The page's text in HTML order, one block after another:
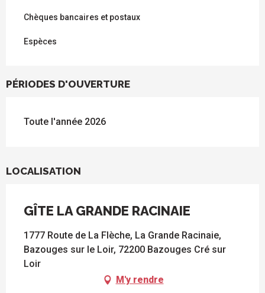
Chèques bancaires et postaux
Espèces
PÉRIODES D'OUVERTURE
Toute l'année 2026
LOCALISATION
GÎTE LA GRANDE RACINAIE
1777 Route de La Flèche, La Grande Racinaie,
Bazouges sur le Loir, 72200 Bazouges Cré sur
Loir
M'y rendre